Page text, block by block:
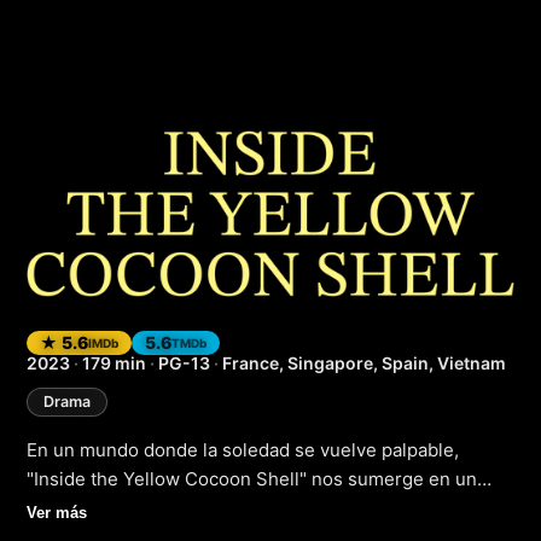
Inside the Yellow
★ 5.6IMDb 5.6TMDb
2023 · 179 min · PG-13 · France, Singapore, Spain, Vietnam
Drama
En un mundo donde la soledad se vuelve palpable,
"Inside the Yellow Cocoon Shell" nos sumerge en un
universo de profundas emociones y reflexiones
Ver más